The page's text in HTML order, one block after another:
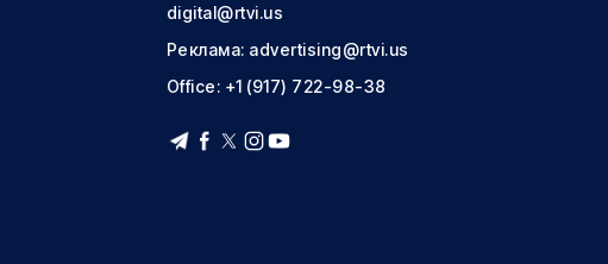
digital@rtvi.us
Реклама: advertising@rtvi.us
Office: +1 (917) 722-98-38